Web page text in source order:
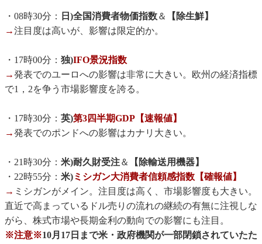
・08時30分： 日)全国消費者物価指数＆
【除生鮮】
→注目度は高いが、影響は限定的か。
・17時00分： 独)IFO景況指数
→発表でのユーロへの影響は非常に大きい。欧州の経済指標
で1，2を争う市場影響度を誇る。
・17時30分： 英)第3四半期GDP【速報値】
→発表でのポンドへの影響はカナリ大きい。
・21時30分： 米)耐久財受注＆
【除輸送用機器】
・22時55分： 米)ミシガン大消費者信頼感指数【確報値】
→ ミシガンがメイン。注目度は高く、市場影響度も大きい。
直近で高まっているドル売りの流れの継続の有無に注視しな
がら、株式市場や長期金利の動向での影響にも注目。
※注意※10月17日まで米・政府機関が一部閉鎖されていたた